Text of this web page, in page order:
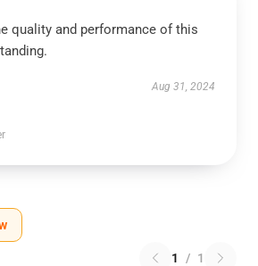
quality and performance of this
Aug 31, 2024
1 / 1